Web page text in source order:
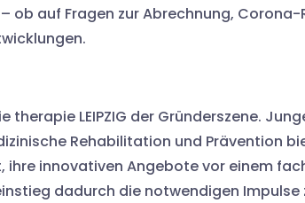
ob auf Fragen zur Abrechnung,
therapie LEIPZIG der Gründerszene.
Rehabilitation und Prävention
innovativen Angebote vor einem
dadurch die notwendigen Impulse